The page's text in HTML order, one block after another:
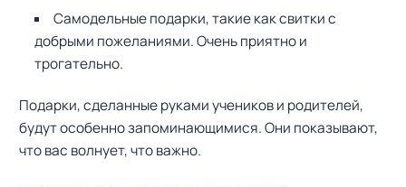
Самодельные подарки, такие как свитки с
добрыми пожеланиями. Очень приятно и
трогательно.
Подарки, сделанные руками учеников и родителей,
будут особенно запоминающимися. Они показывают,
что вас волнует, что важно.